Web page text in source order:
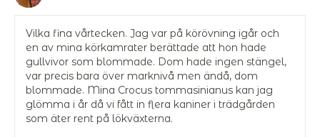
Vilka fina vårtecken. Jag var på körövning igår och
en av mina körkamrater berättade att hon hade
gullvivor som blommade. Dom hade ingen stängel,
var precis bara över marknivå men ändå, dom
blommade. Mina Crocus tommasinianus kan jag
glömma i år då vi fått in flera kaniner i trädgården
som äter rent på lökväxterna.